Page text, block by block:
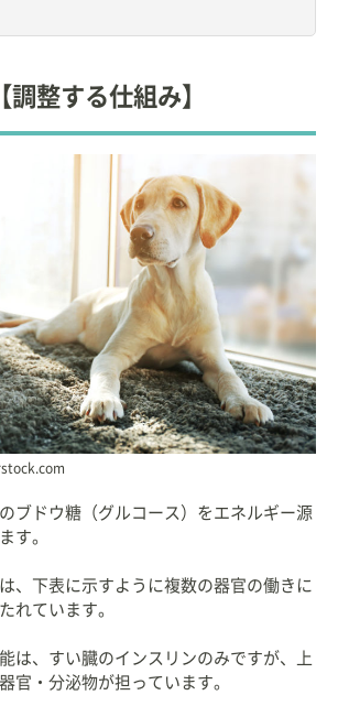
整する仕組み】
ブドウ糖（グルコース）をエネルギー源
す。
、下表に示すように複数の器官の働きに
れています。
は、すい臓のインスリンのみですが、上
官・分泌物が担っています。